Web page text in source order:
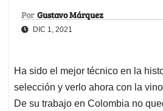
Por Gustavo Márquez
DIC 1, 2021
Ha sido el mejor técnico en la
selección y verlo ahora con la
De su trabajo en Colombia no